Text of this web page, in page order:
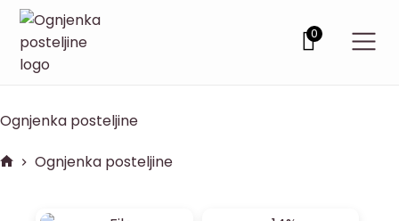
0
Ognjenka posteljine
Ognjenka posteljine